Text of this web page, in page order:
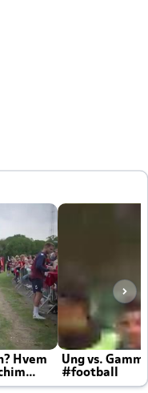
Hvem
Ung vs.
#football